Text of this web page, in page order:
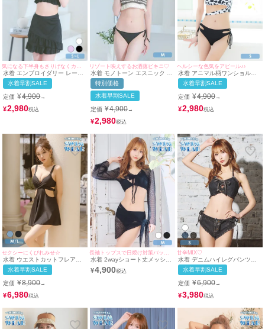
水着 エンブロイダリー レース
カットアウト リボン ビスチェ
体型カバー フリル ラップスカ
ート 韓国風 ガーリー タンキニ
(ブラック/雨宮由乙花着用)
水着早割SALE
定価 ¥4,900→
¥2,980
リゾート映えするお洒落ビキニ♡
水着 モノトーン エスニック ニ
ット ビスチェ ギャル ビキニ
(アイボリー×ブラック/雨宮由
乙花着用)
特別価格
水着早割SALE
定価 ¥4,900→
¥2,980
ヘルシーな色気をアピール♪♪
水着 アニマル柄ワンショル風
モノトーンカットアウトビスチ
ェギャルビキニ
水着早割SALE
定価 ¥4,900→
¥2,980
セクシーにくびれみせ☆
水着 ウエストカットフレアバ
ックリボンギャルワンピースビ
キニ
水着早割SALE
定価 ¥8,900→
¥6,980
水着 2wayショート丈メッシュ
編みボレロ＆パレオ付き体型カ
バーセットアップホルターネッ
¥4,900
甘辛MIX♡
水着 デニムハイレグパンツ紐
リボンバンドゥホルターネック
ビキニ
水着早割SALE
定価 ¥6,900→
¥3,980